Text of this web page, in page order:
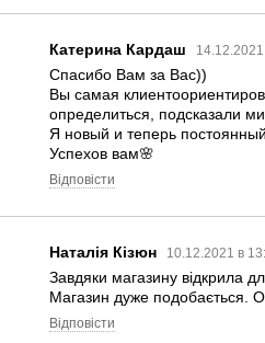
Катерина Кардаш
Спасибо Вам за Вас))
Вы самая
определиться, подсказали
Я новый и теперь
Успехов вам🌸
Відповісти
Наталія Кізюн 10.12.2021 в
Завдяки магазину відкрила
Магазин дуже подобається.
Відповісти